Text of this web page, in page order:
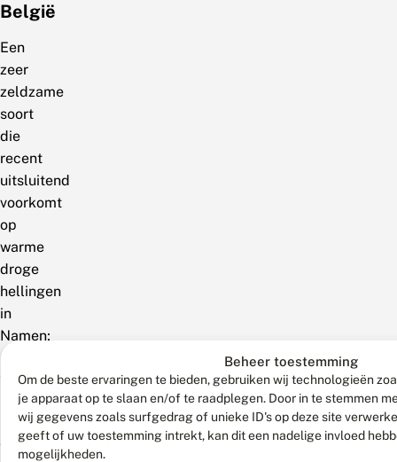
Beheer toestemming
Om de beste ervaringen te bieden, gebruiken wij technologieën
je apparaat op te slaan en/of te raadplegen. Door in te stemmen
wij gegevens zoals surfgedrag of unieke ID's op deze site
geeft of uw toestemming intrekt, kan dit een nadelige invloed
mogelijkheden.
België
Een
zeer
zeldzame
soort
die
recent
uitsluitend
voorkomt
op
warme
droge
hellingen
in
Namen;
na
1980
niet
meer
waargenomen